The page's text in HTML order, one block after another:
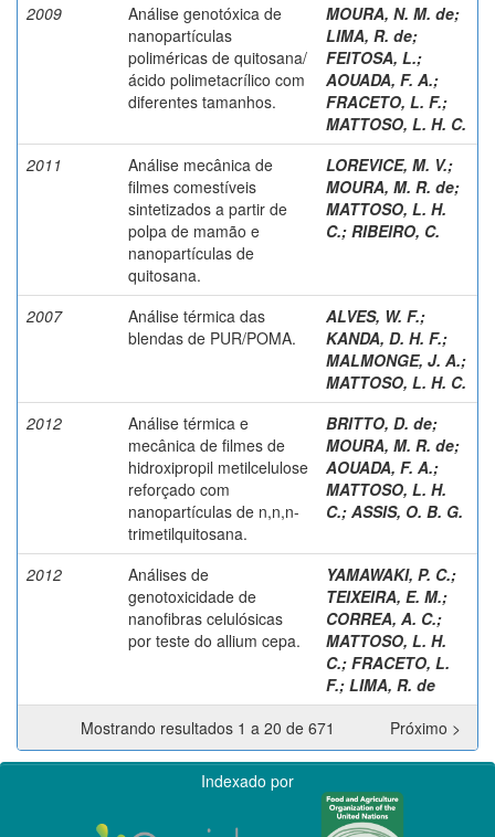
2009
Análise genotóxica de
nanopartículas
poliméricas de quitosana/
ácido polimetacrílico com
diferentes tamanhos.
MOURA, N. M. de;
LIMA, R. de;
FEITOSA, L.;
AOUADA, F. A.;
FRACETO, L. F.;
MATTOSO, L. H. C.
2011
Análise mecânica de
filmes comestíveis
sintetizados a partir de
polpa de mamão e
nanopartículas de
quitosana.
LOREVICE, M. V.;
MOURA, M. R. de;
MATTOSO, L. H.
C.; RIBEIRO, C.
2007
Análise térmica das
blendas de PUR/POMA.
ALVES, W. F.;
KANDA, D. H. F.;
MALMONGE, J. A.;
MATTOSO, L. H. C.
2012
Análise térmica e
mecânica de filmes de
hidroxipropil metilcelulose
reforçado com
nanopartículas de n,n,n-
trimetilquitosana.
BRITTO, D. de;
MOURA, M. R. de;
AOUADA, F. A.;
MATTOSO, L. H.
C.; ASSIS, O. B. G.
2012
Análises de
genotoxicidade de
nanofibras celulósicas
por teste do allium cepa.
YAMAWAKI, P. C.;
TEIXEIRA, E. M.;
CORREA, A. C.;
MATTOSO, L. H.
C.; FRACETO, L.
F.; LIMA, R. de
Mostrando resultados 1 a 20 de 671
Próximo >
Indexado por